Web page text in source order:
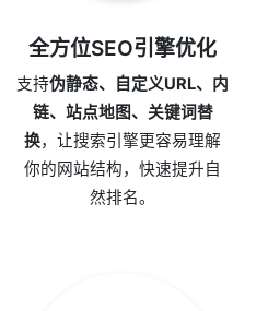
全方位SEO引擎优化
支持伪静态、自定义URL、内
链、站点地图、关键词替
换，让搜索引擎更容易理解
你的网站结构，快速提升自
然排名。